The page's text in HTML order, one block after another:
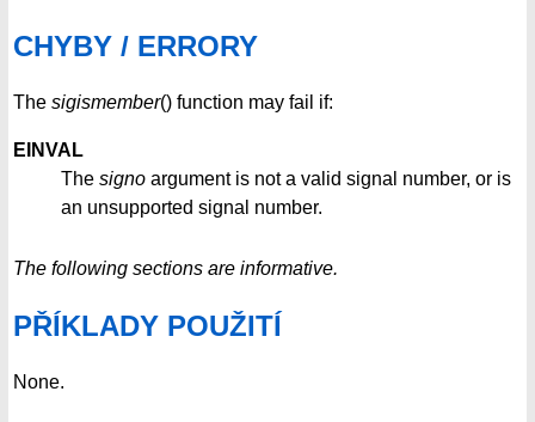
CHYBY / ERRORY
The sigismember() function may fail if:
EINVAL
The signo argument is not a valid signal number, or is
an unsupported signal number.
The following sections are informative.
PŘÍKLADY POUŽITÍ
None.